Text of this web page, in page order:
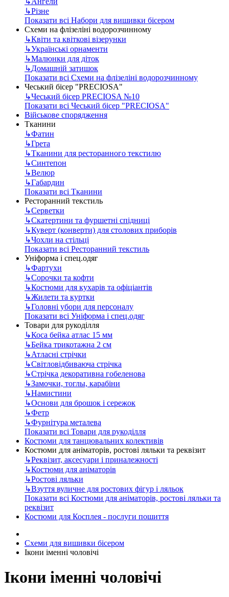
↳Різне
Показати всі Набори для вишивки бісером
Схеми на флізеліні водорозчинному
↳Квіти та квіткові візерунки
↳Українські орнаменти
↳Малюнки для діток
↳Домашній затишок
Показати всі Схеми на флізеліні водорозчинному
Чеський бісер "PRECIOSA"
↳Чеський бісер PRECIOSA №10
Показати всі Чеський бісер "PRECIOSA"
Військове спорядження
Тканини
↳Фатин
↳Грета
↳Тканини для ресторанного текстилю
↳Синтепон
↳Велюр
↳Габардин
Показати всі Тканини
Ресторанний текстиль
↳Серветки
↳Скатертини та фуршетні спідниці
↳Куверт (конверти) для столових приборів
↳Чохли на стільці
Показати всі Ресторанний текстиль
Уніформа і спец.одяг
↳Фартухи
↳Сорочки та кофти
↳Костюми для кухарів та офіціантів
↳Жилети та куртки
↳Головні убори для персоналу
Показати всі Уніформа і спец.одяг
Товари для рукоділля
↳Коса бейка атлас 15 мм
↳Бейка трикотажна 2 см
↳Атласні стрічки
↳Світловідбиваюча стрічка
↳Стрічка декоративна гобеленова
↳Замочки, тоглы, карабіни
↳Намистини
↳Основи для брошок і сережок
↳Фетр
↳Фурнітура металева
Показати всі Товари для рукоділля
Костюми для танцювальних колективів
Костюми для аніматорів, ростові ляльки та реквізит
↳Реквізит, аксесуари і приналежності
↳Костюми для аніматорів
↳Ростові ляльки
↳Взуття вуличне для ростових фігур і ляльок
Показати всі Костюми для аніматорів, ростові ляльки та
реквізит
Костюми для Косплея - послуги пошиття
Схеми для вишивки бісером
Ікони іменні чоловічі
Ікони іменні чоловічі